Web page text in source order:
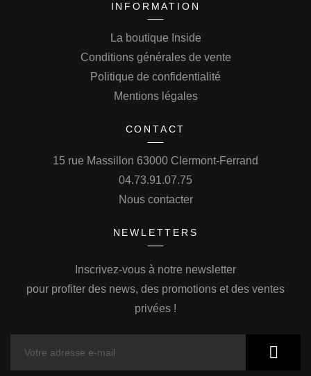
INFORMATION
La boutique Inside
Conditions générales de vente
Politique de confidentialité
Mentions légales
CONTACT
15 rue Massillon 63000 Clermont-Ferrand
04.73.91.07.75
Nous contacter
NEWLETTERS
Inscrivez-vous à notre newsletter
pour profiter des news, des promotions et des ventes
privées !